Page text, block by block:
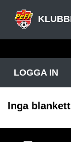
LOGGA IN
Inga blankett